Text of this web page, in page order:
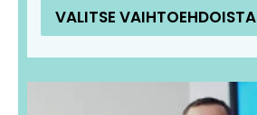
VALITSE VAIHTOEHDOISTA